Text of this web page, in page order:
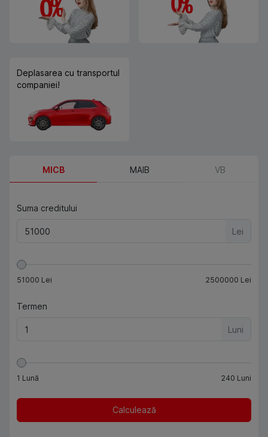
Deplasarea cu transportul
companiei!
MICB MAIB VB
Suma creditului
Lei
51000 Lei 2500000 Lei
Termen
Luni
1 Lună 240 Luni
Calculează